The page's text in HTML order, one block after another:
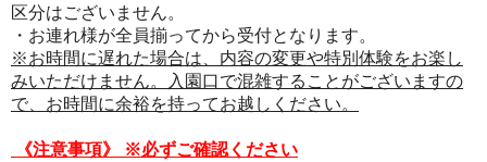
区分はございません。
・お連れ様が全員揃ってから受付となります。
※お時間に遅れた場合は、内容の変更や特別体験をお楽し
みいただけません。入園口で混雑することがございますの
で、お時間に余裕を持ってお越しください。
《注意事項》
※必ずご確認ください